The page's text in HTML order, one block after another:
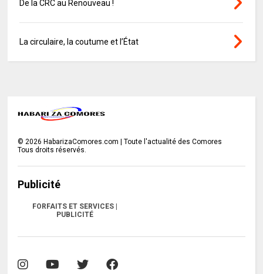
De la CRC au Renouveau !
La circulaire, la coutume et l’État
©2026 HabarizaComores.com | Toute l'actualité des Comores
Tous droits réservés.
Publicité
FORFAITS ET SERVICES |
PUBLICITÉ